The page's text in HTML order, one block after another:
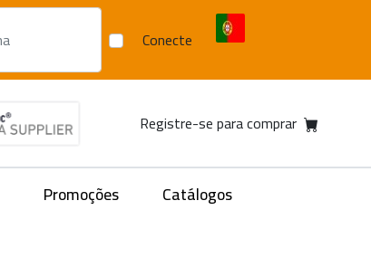
Conecte
Registre-se para comprar
Promoções
Catálogos